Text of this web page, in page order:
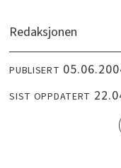
Redaksjonen
PUBLISERT
SIST OPPDATERT